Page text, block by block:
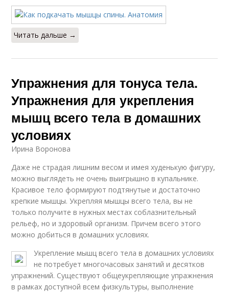
Читать дальше →
Упражнения для тонуса тела.
Упражнения для укрепления
мышц всего тела в домашних
условиях
Ирина Воронова
Даже не страдая лишним весом и имея худенькую фигуру,
можно выглядеть не очень выигрышно в купальнике.
Красивое тело формируют подтянутые и достаточно
крепкие мышцы. Укрепляя мышцы всего тела, вы не
только получите в нужных местах соблазнительный
рельеф, но и здоровый организм. Причем всего этого
можно добиться в домашних условиях.
Укрепление мышц всего тела в домашних условиях
не потребует многочасовых занятий и десятков
упражнений. Существуют общеукрепляющие упражнения
в рамках доступной всем физкультуры, выполнение